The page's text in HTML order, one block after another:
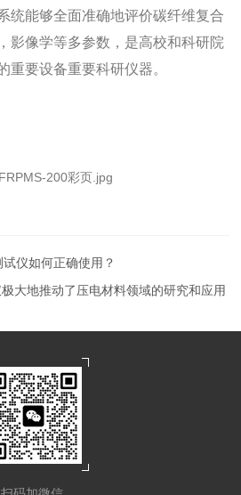
统能够全面准确地评价碳纤维复合
影像学等多参数，是高校和科研院
重要设备重要科研仪器。
仪如何正确使用？
大地推动了压电材料领域的研究和应用